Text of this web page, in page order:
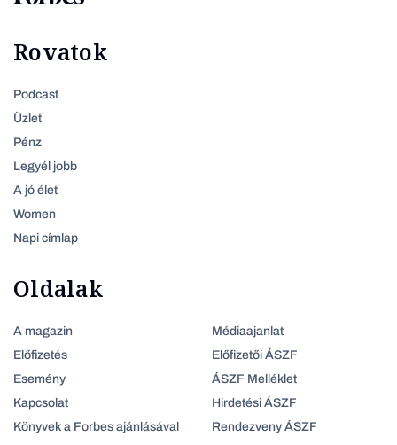
Rovatok
Podcast
Üzlet
Pénz
Legyél jobb
A jó élet
Women
Napi címlap
Oldalak
A magazin
Előfizetés
Esemény
Kapcsolat
Könyvek a Forbes ajánlásával
Médiaajanlat
Előfizetői ÁSZF
ÁSZF Melléklet
Hirdetési ÁSZF
Rendezveny ÁSZF